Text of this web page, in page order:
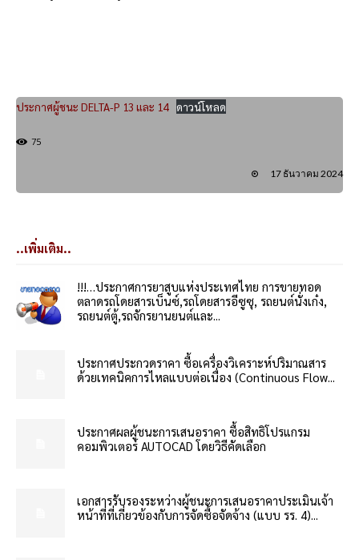
ประกาศผู้ชนะ DELTA-P 13 และ 14 ดาวน์โหลด
75
17 ธันวาคม 2024
..เพิ่มเติม..
!!!…ประกาศการยาสูบแห่งประเทศไทย การขายทอด
ตลาดรถโดยสารเบ็นซ์,รถโดยสารอีซูซุ, รถยนต์นั่งเก๋ง,
รถยนต์ตู้,รถจักรยานยนต์และ...
ประกาศประกวดราคา ซื้อเครื่องวิเคราะห์ปริมาณสาร
ด้วยเทคนิคการไหลแบบต่อเนื่อง (Continuous Flow...
ประกาศผลผู้ชนะการเสนอราคา ซื้อสิทธิโปรแกรม
คอมพิวเตอร์ AUTOCAD โดยวิธีคัดเลือก
เอกสารรับรองระหว่างผู้ชนะการเสนอราคาประเมินเจ้า
หน้าที่ที่เกี่ยวข้องกับการจัดซื้อจัดจ้าง (แบบ รร. 4)...